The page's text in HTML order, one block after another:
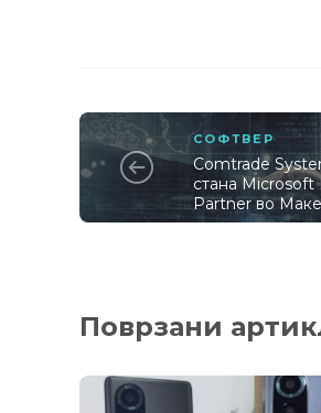
СОФТВЕР
Comtrade
стана
Partner во
Поврзани